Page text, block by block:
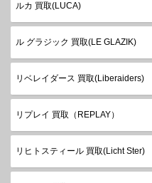
ルカ 買取(LUCA)
ル グラジック 買取(LE GLAZIK)
リベレイダース 買取(Liberaiders)
リプレイ 買取（REPLAY）
リヒトスティール 買取(Licht Ster)